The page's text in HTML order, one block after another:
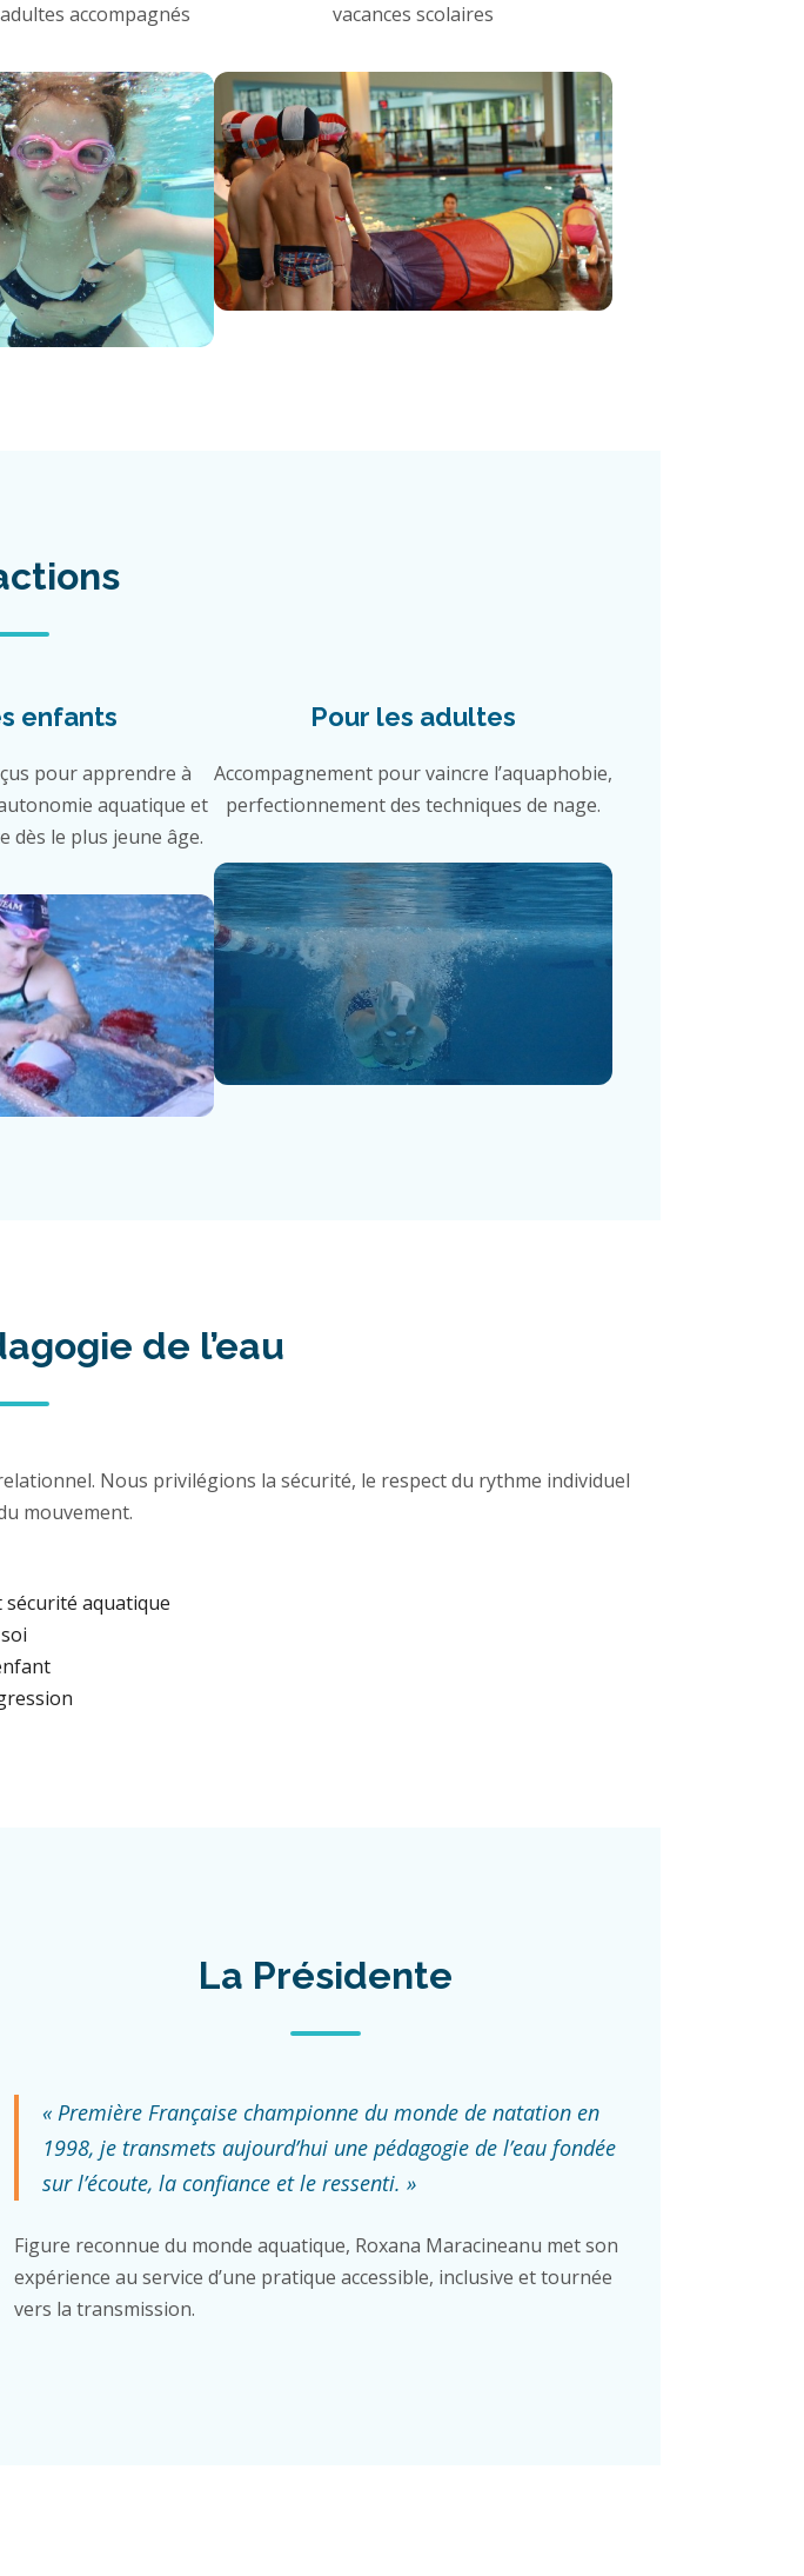
accompagnés
vacances scolaires
enfants
pour apprendre à
aquatique et
dès le plus jeune âge.
Pour les adultes
Accompagnement pour vaincre l’aquaphobie,
perfectionnement des techniques de nage.
de l’eau
Nous privilégions la sécurité, le respect du rythme individuel
mouvement.
aquatique
La Présidente
« Première Française championne du monde de natation en
1998, je transmets aujourd’hui une pédagogie de l’eau fondée
sur l’écoute, la confiance et le ressenti. »
Figure reconnue du monde aquatique, Roxana Maracineanu met son
expérience au service d’une pratique accessible, inclusive et tournée
vers la transmission.